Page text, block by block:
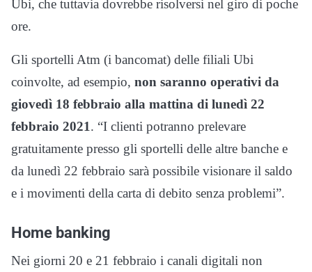
Ubi, che tuttavia dovrebbe risolversi nel giro di poche
ore.
Gli sportelli Atm (i bancomat) delle filiali Ubi
coinvolte, ad esempio, non saranno operativi da
giovedì 18 febbraio alla mattina di lunedì 22
febbraio 2021. “I clienti potranno prelevare
gratuitamente presso gli sportelli delle altre banche e
da lunedì 22 febbraio sarà possibile visionare il saldo
e i movimenti della carta di debito senza problemi”.
Home banking
Nei giorni 20 e 21 febbraio i canali digitali non